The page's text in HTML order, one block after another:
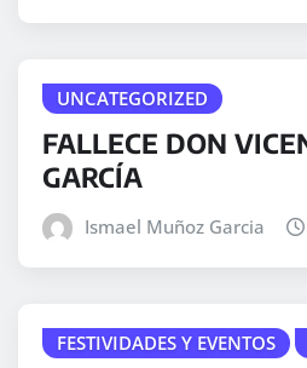
UNCATEGORIZED
FALLECE DON
GARCÍA
Ismael Muñoz Garcia
FESTIVIDADES Y EVENTOS